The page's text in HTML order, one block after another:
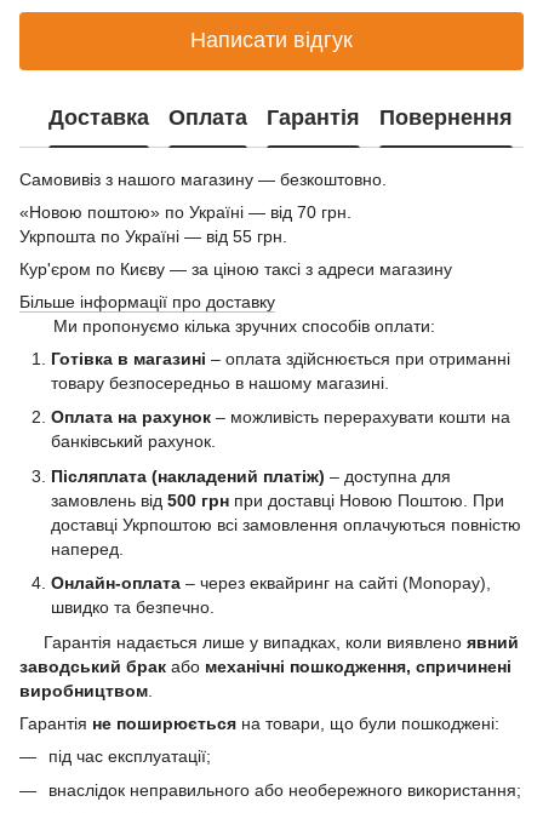
Написати відгук
Доставка Оплата Гарантія Повернення
Самовивіз з нашого магазину — безкоштовно.
«Новою поштою» по Україні — від 70 грн.
Укрпошта по Україні — від 55 грн.
Кур'єром по Києву — за ціною таксі з адреси магазину
Більше інформації про доставку
Ми пропонуємо кілька зручних способів оплати:
Готівка в магазині – оплата здійснюється при отриманні
товару безпосередньо в нашому магазині.
Оплата на рахунок – можливість перерахувати кошти на
банківський рахунок.
Післяплата (накладений платіж) – доступна для
замовлень від 500 грн при доставці Новою Поштою. При
доставці Укрпоштою всі замовлення оплачуються повністю
наперед.
Онлайн-оплата – через еквайринг на сайті (Monopay),
швидко та безпечно.
Гарантія надається лише у випадках, коли виявлено явний
заводський брак або механічні пошкодження, спричинені
виробництвом
Гарантія не поширюється на товари, що були пошкоджені:
під час експлуатації;
внаслідок неправильного або необережного використання;